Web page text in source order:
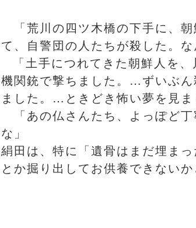
「荒川の四ツ木橋の下手に、
て、自警団の人たちが殺した。
「土手につれてきた朝鮮人を
機関銃で撃ちました。…ずいぶ
ました。…ときどき怖い夢を見ま
「あの仏さんたち、よっぽど
な」
絹田は、特に「遺骨はまだ埋ま
とか掘り出してお供養できないか